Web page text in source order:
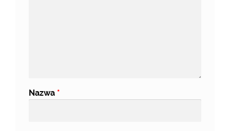
Nazwa *